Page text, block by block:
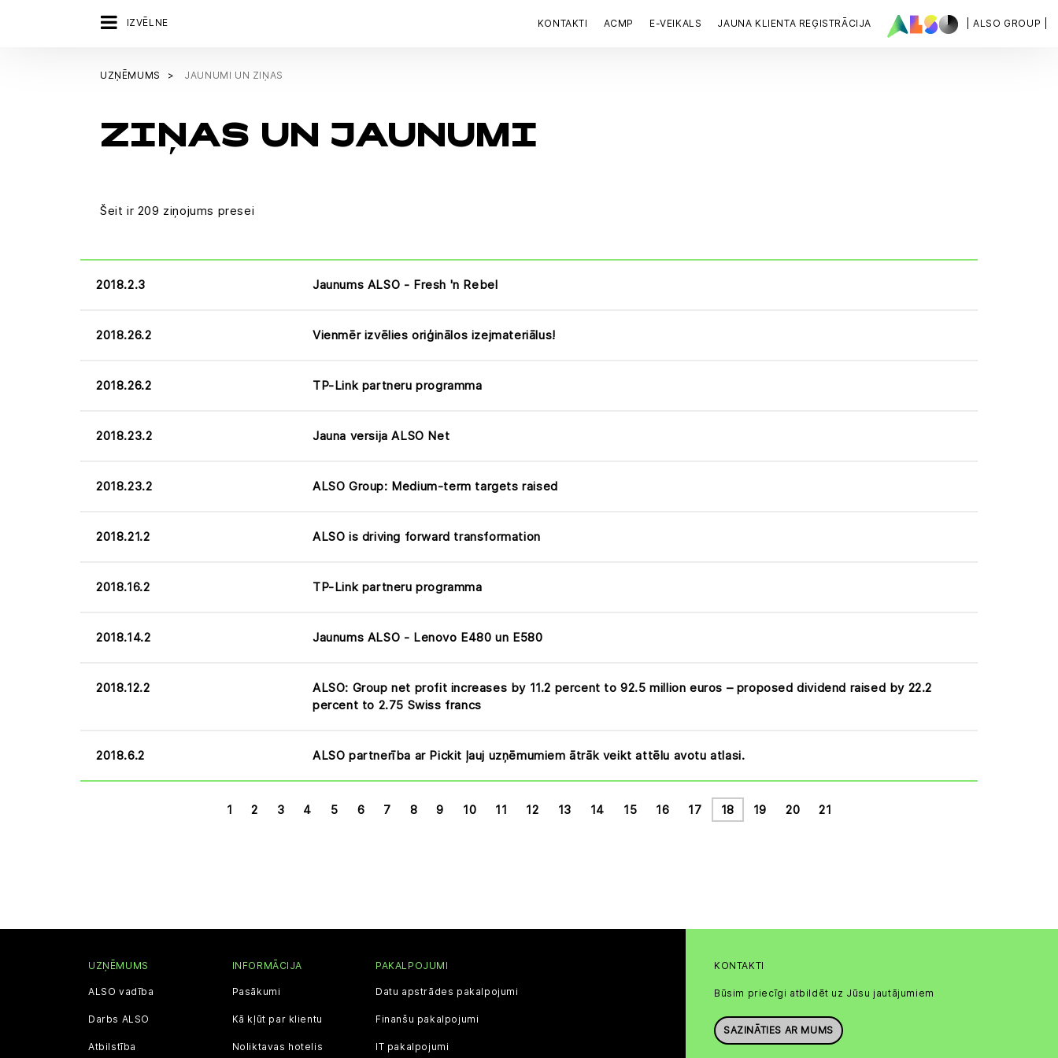
IZVĒLNE | ALSO GROUP |
KONTAKTI ACMP E-VEIKALS JAUNA KLIENTA REĢISTRĀCIJA
UZŅĒMUMS JAUNUMI UN ZIŅAS
ZIŅAS UN JAUNUMI
Šeit ir 209 ziņojums presei
2018.2.3 Jaunums ALSO - Fresh 'n Rebel
2018.26.2 Vienmēr izvēlies oriģinālos izejmateriālus!
2018.26.2 TP-Link partneru programma
2018.23.2 Jauna versija ALSO Net
2018.23.2 ALSO Group: Medium-term targets raised
2018.21.2 ALSO is driving forward transformation
2018.16.2 TP-Link partneru programma
2018.14.2 Jaunums ALSO - Lenovo E480 un E580
2018.12.2
ALSO: Group net profit increases by 11.2 percent to 92.5 million euros – proposed dividend raised by 22.2
percent to 2.75 Swiss francs
2018.6.2 ALSO partnerība ar Pickit ļauj uzņēmumiem ātrāk veikt attēlu avotu atlasi.
1 2 3 4 5 6 7 8 9 10 11 12 13 14 15 16 17 18 19 20 21
KONTAKTI
Būsim priecīgi atbildēt uz Jūsu jautājumiem
SAZINĀTIES AR MUMS
UZŅĒMUMS
ALSO vadība
Darbs ALSO
Atbilstība
INFORMĀCIJA
Pasākumi
Kā kļūt par klientu
Noliktavas hotelis
PAKALPOJUMI
Datu apstrādes pakalpojumi
Finanšu pakalpojumi
IT pakalpojumi